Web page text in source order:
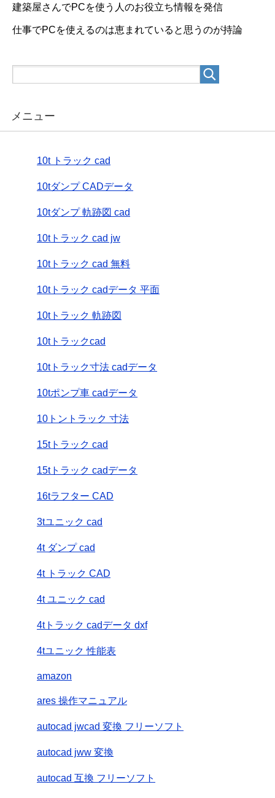
建築屋さんでPCを使う人のお役立ち情報を発信
仕事でPCを使えるのは恵まれていると思うのが持論
メニュー
10t トラック cad
10tダンプ CADデータ
10tダンプ 軌跡図 cad
10tトラック cad jw
10tトラック cad 無料
10tトラック cadデータ 平面
10tトラック 軌跡図
10tトラックcad
10tトラック寸法 cadデータ
10tポンプ車 cadデータ
10トントラック 寸法
15tトラック cad
15tトラック cadデータ
16tラフター CAD
3tユニック cad
4t ダンプ cad
4t トラック CAD
4t ユニック cad
4tトラック cadデータ dxf
4tユニック 性能表
amazon
ares 操作マニュアル
autocad jwcad 変換 フリーソフト
autocad jww 変換
autocad 互換 フリーソフト